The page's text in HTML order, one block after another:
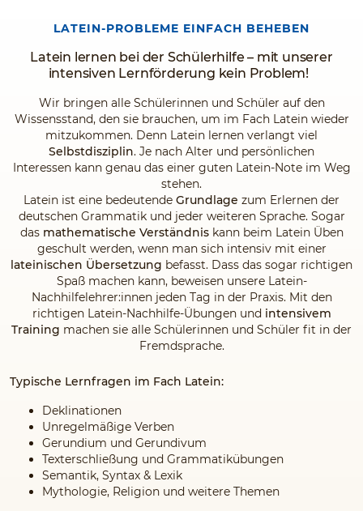
LATEIN-PROBLEME EINFACH BEHEBEN
Latein lernen bei der Schülerhilfe – mit unserer
intensiven Lernförderung kein Problem!
Wir bringen alle Schülerinnen und Schüler auf den
Wissensstand, den sie brauchen, um im Fach Latein wieder
mitzukommen. Denn Latein lernen verlangt viel
Selbstdisziplin. Je nach Alter und persönlichen
Interessen kann genau das einer guten Latein-Note im Weg
stehen.
Latein ist eine bedeutende Grundlage zum Erlernen der
deutschen Grammatik und jeder weiteren Sprache. Sogar
das mathematische Verständniskann beim Latein Üben
geschult werden, wenn man sich intensiv mit einer
lateinischen Übersetzung befasst. Dass das sogar richtigen
Spaß machen kann, beweisen unsere Latein-
Nachhilfelehrer:innen jeden Tag in der Praxis. Mit den
richtigen Latein-Nachhilfe-Übungen und intensivem
Training machen sie alle Schülerinnen und Schüler fit in der
Fremdsprache.
Typische Lernfragen im Fach Latein:
Deklinationen
Unregelmäßige Verben
Gerundium und Gerundivum
Texterschließung und Grammatikübungen
Semantik, Syntax & Lexik
Mythologie, Religion und weitere Themen